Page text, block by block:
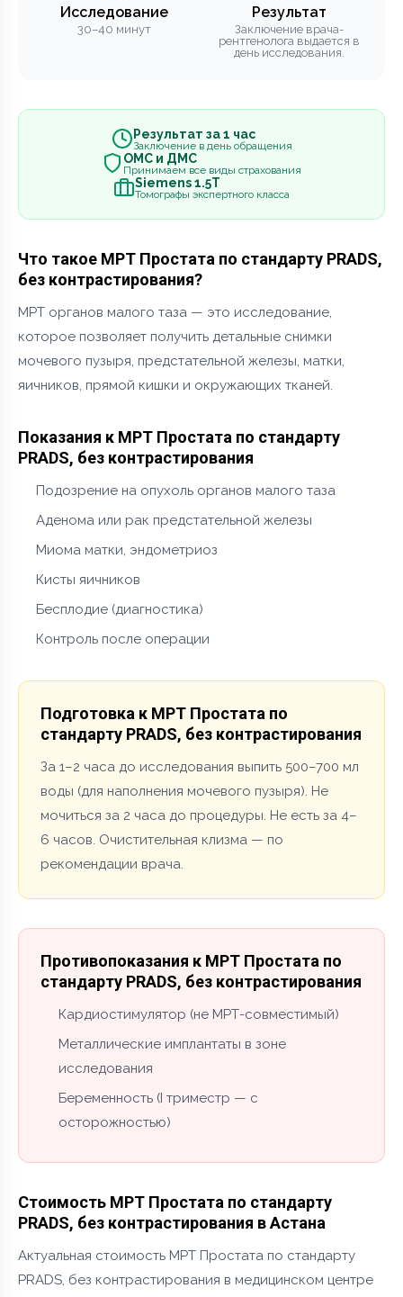
Исследование
30–40 минут
Результат
Заключение врача-
рентгенолога выдается в
день исследования.
Результат за 1 час
Заключение в день обращения
ОМС и ДМС
Принимаем все виды страхования
Siemens 1.5Т
Томографы экспертного класса
Что такое МРТ Простата по стандарту PRADS,
без контрастирования?
МРТ органов малого таза — это исследование,
которое позволяет получить детальные снимки
мочевого пузыря, предстательной железы, матки,
яичников, прямой кишки и окружающих тканей.
Показания к МРТ Простата по стандарту
PRADS, без контрастирования
Подозрение на опухоль органов малого таза
Аденома или рак предстательной железы
Миома матки, эндометриоз
Кисты яичников
Бесплодие (диагностика)
Контроль после операции
Подготовка к МРТ Простата по
стандарту PRADS, без контрастирования
За 1–2 часа до исследования выпить 500–700 мл
воды (для наполнения мочевого пузыря). Не
мочиться за 2 часа до процедуры. Не есть за 4–
6 часов. Очистительная клизма — по
рекомендации врача.
Противопоказания к МРТ Простата по
стандарту PRADS, без контрастирования
Кардиостимулятор (не МРТ-совместимый)
Металлические имплантаты в зоне
исследования
Беременность (I триместр — с
осторожностью)
Стоимость МРТ Простата по стандарту
PRADS, без контрастирования в Астана
Актуальная стоимость МРТ Простата по стандарту
PRADS, без контрастирования в медицинском центре